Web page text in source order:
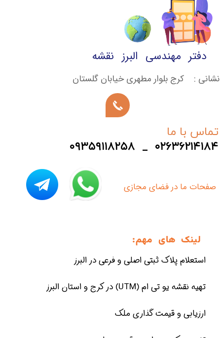
دفتر مهندسی البرز نقشه
نشانی : کرج بلوار مطهری خیابان گلستان
تماس با ما
۰۹۳۵۹۱۱۸۲۵۸ _ ۰۲۶۳۶۲۱۴۱۸۴
​صفحات ما در فضای مجازی
لینک های مهم:
استعلام پلاک ثبتی اصلی و فرعی در البرز
تهیه نقشه یو تی ام (UTM) در کرج و استان البرز
ارزیابی و قیمت گذاری ملک